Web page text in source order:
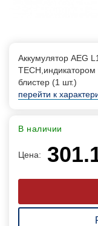
Аккумулятор AEG
блистер (1 шт.)
перейти к
В наличии
Цена: